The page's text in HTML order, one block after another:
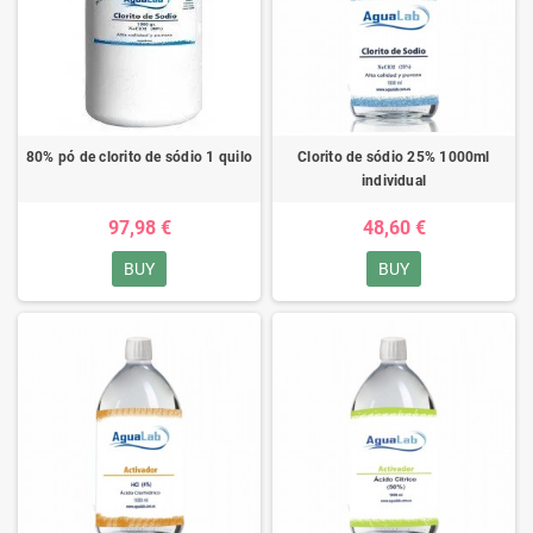
80% pó de clorito de sódio 1 quilo
97,98 €
BUY
Clorito de sódio 25% 1000ml
individual
48,60 €
BUY